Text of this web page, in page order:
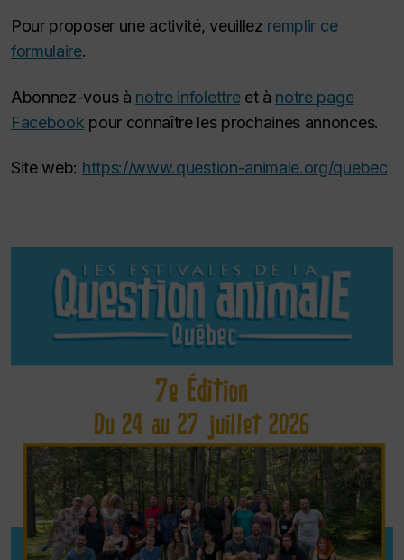
Pour proposer une activité, veuillez remplir ce
formulaire.
Abonnez-vous à notre infolettreet à notre page
Facebook pour connaître les prochaines annonces.
Site web: https://www.question-animale.org/quebec